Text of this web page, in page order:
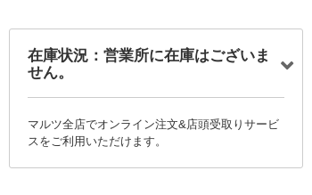
在庫状況：営業所に在庫はございま
せん。
マルツ全店でオンライン注文&店頭受取りサービ
スをご利用いただけます。